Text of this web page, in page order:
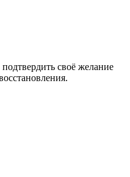
своё желание